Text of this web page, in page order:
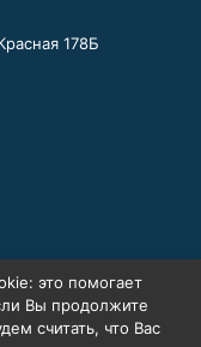
178Б
это помогает
Вы продолжите
считать, что Вас